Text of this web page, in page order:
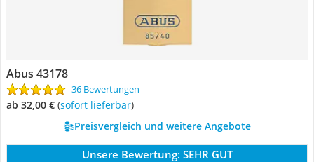
Abus 43178
36 Bewertungen
ab 32,00 € ( Sofort lieferbar)
Preisvergleich und weitere Angebote
Unsere Bewertung: SEHR GUT